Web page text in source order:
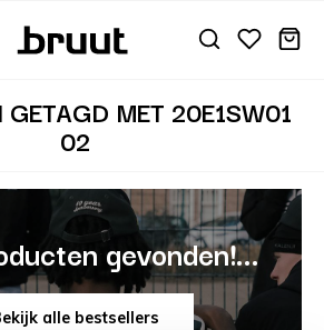
GETAGD MET 20E1SW01
02
gevonden!...
alle bestsellers